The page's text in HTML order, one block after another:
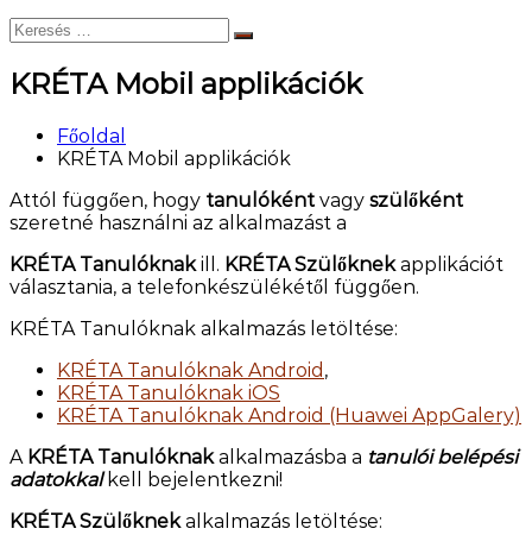
Keresés:
Keresés
KRÉTA Mobil applikációk
Főoldal
KRÉTA Mobil applikációk
Attól függően, hogy tanulóként vagy szülőként
szeretné használni az alkalmazást a
KRÉTA Tanulóknakill. KRÉTA Szülőknek applikációt
választania, a telefonkészülékétől függően.
KRÉTA Tanulóknak alkalmazás letöltése:
KRÉTA Tanulóknak Android ,
KRÉTA Tanulóknak iOS
KRÉTA Tanulóknak Android (Huawei AppGalery)
A KRÉTA Tanulóknakalkalmazásba a tanulói belépési
adatokkalkell bejelentkezni!
KRÉTA Szülőknekalkalmazás letöltése: